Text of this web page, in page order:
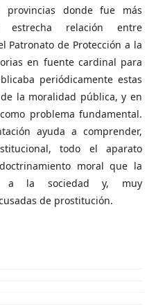
donde fue más
estrecha relación entre
Patronato de Protección a la
en fuente cardinal para
periódicamente estas
la moralidad pública, y en
problema fundamental.
ayuda a comprender,
todo el aparato
moral que la
a la sociedad y, muy
de prostitución.